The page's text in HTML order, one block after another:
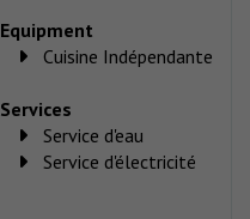
Equipment
Cuisine Indépendante
Services
Service d'eau
Service d'électricité